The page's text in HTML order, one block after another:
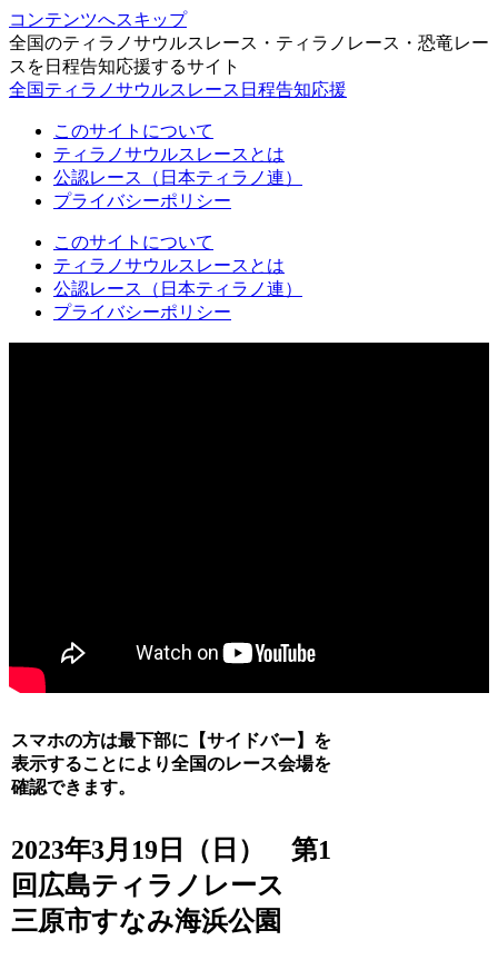
コンテンツへスキップ
全国のティラノサウルスレース・ティラノレース・恐竜レー
スを日程告知応援するサイト
全国ティラノサウルスレース日程告知応援
このサイトについて
ティラノサウルスレースとは
公認レース（日本ティラノ連）
プライバシーポリシー
このサイトについて
ティラノサウルスレースとは
公認レース（日本ティラノ連）
プライバシーポリシー
スマホの方は最下部に【サイドバー】を
表示することにより全国のレース会場を
確認できます。
2023年3月19日（日） 第1
回広島ティラノレース
三原市すなみ海浜公園